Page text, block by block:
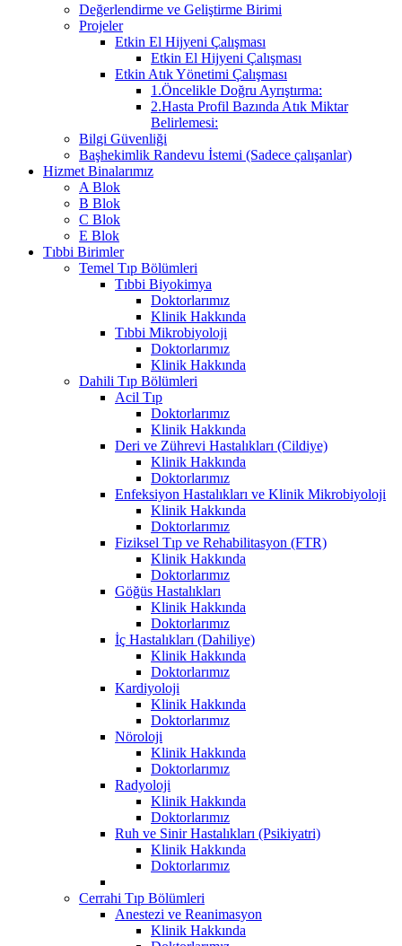
Değerlendirme ve Geliştirme Birimi
Projeler
Etkin El Hijyeni Çalışması
Etkin El Hijyeni Çalışması
Etkin Atık Yönetimi Çalışması
1.Öncelikle Doğru Ayrıştırma:
2.Hasta Profil Bazında Atık Miktar
Belirlemesi:
Bilgi Güvenliği
Başhekimlik Randevu İstemi (Sadece çalışanlar)
Hizmet Binalarımız
A Blok
B Blok
C Blok
E Blok
Tıbbi Birimler
Temel Tıp Bölümleri
Tıbbi Biyokimya
Doktorlarımız
Klinik Hakkında
Tıbbi Mikrobiyoloji
Doktorlarımız
Klinik Hakkında
Dahili Tıp Bölümleri
Acil Tıp
Doktorlarımız
Klinik Hakkında
Deri ve Zührevi Hastalıkları (Cildiye)
Klinik Hakkında
Doktorlarımız
Enfeksiyon Hastalıkları ve Klinik Mikrobiyoloji
Klinik Hakkında
Doktorlarımız
Fiziksel Tıp ve Rehabilitasyon (FTR)
Klinik Hakkında
Doktorlarımız
Göğüs Hastalıkları
Klinik Hakkında
Doktorlarımız
İç Hastalıkları (Dahiliye)
Klinik Hakkında
Doktorlarımız
Kardiyoloji
Klinik Hakkında
Doktorlarımız
Nöroloji
Klinik Hakkında
Doktorlarımız
Radyoloji
Klinik Hakkında
Doktorlarımız
Ruh ve Sinir Hastalıkları (Psikiyatri)
Klinik Hakkında
Doktorlarımız
Cerrahi Tıp Bölümleri
Anestezi ve Reanimasyon
Klinik Hakkında